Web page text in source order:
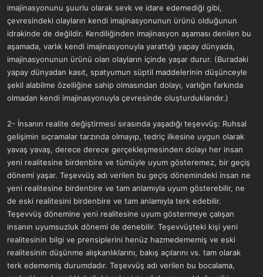
imajinasyonunu şuurlu olarak sevk ve idare edemediği gibi,
çevresindeki olayların kendi imajinasyonunun ürünü olduğunun
idrakinde de değildir. Kendiliğinden imajinasyon aşaması denilen bu
aşamada, varlık kendi imajinasyonuyla yarattığı yapay dünyada,
imajinasyonunun ürünü olan olayların içinde yaşar durur. (Buradaki
yapay dünyadan kasıt, spatyumun süptil maddelerinin düşünceyle
şekil alabilme özelliğine sahip olmasından dolayı, varlığın farkında
olmadan kendi imajinasyonuyla çevresinde oluşturduklarıdır.)
2- İnsanın realite değiştirmesi sırasında yaşadığı teşevvüş: Ruhsal
gelişimin sıçramalar tarzında olmayıp, tedriç ilkesine uygun olarak
yavaş yavaş, derece derece gerçekleşmesinden dolayı her insan
yeni realitesine birdenbire ve tümüyle uyum gösteremez, bir geçiş
dönemi yaşar. Teşevvüş adı verilen bu geçiş dönemindeki insan ne
yeni realitesine birdenbire ve tam anlamıyla uyum gösterebilir, ne
de eski realitesini birdenbire ve tam anlamıyla terk edebilir.
Teşevvüş dönemine yeni realitesine uyum göstermeye çalışan
insanın uyumsuzluk dönemi de denebilir. Teşevvüşteki kişi yeni
realitesinin bilgi ve prensiplerini henüz hazmedememiş ve eski
realitesinin düşünme alışkanlıklarını, bakış açılarını vs. tam olarak
terk edememiş durumdadır. Teşevvüş adı verilen bu bocalama,